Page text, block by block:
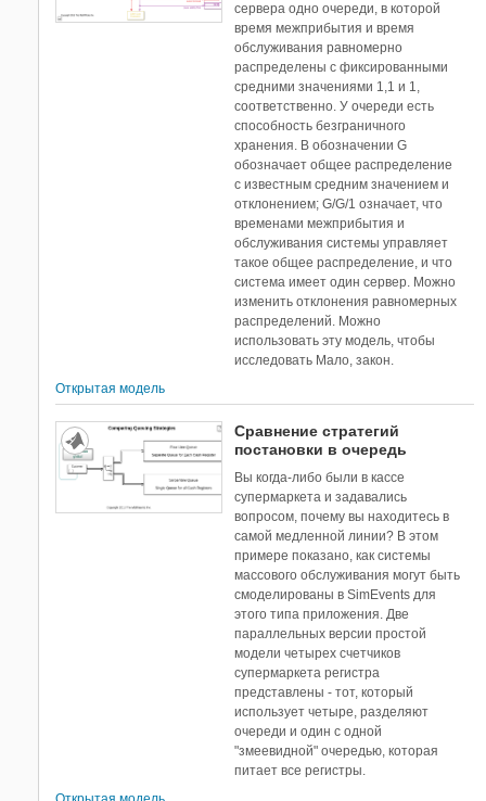
сервера одно очереди, в которой
время межприбытия и время
обслуживания равномерно
распределены с фиксированными
средними значениями 1,1 и 1,
соответственно. У очереди есть
способность безграничного
хранения. В обозначении G
обозначает общее распределение
с известным средним значением и
отклонением; G/G/1 означает, что
временами межприбытия и
обслуживания системы управляет
такое общее распределение, и что
система имеет один сервер. Можно
изменить отклонения равномерных
распределений. Можно
использовать эту модель, чтобы
исследовать Мало, закон.
Открытая модель
Сравнение стратегий
постановки в очередь
Вы когда-либо были в кассе
супермаркета и задавались
вопросом, почему вы находитесь в
самой медленной линии? В этом
примере показано, как системы
массового обслуживания могут быть
смоделированы в SimEvents для
этого типа приложения. Две
параллельных версии простой
модели четырех счетчиков
супермаркета регистра
представлены - тот, который
использует четыре, разделяют
очереди и один с одной
"змеевидной" очередью, которая
питает все регистры.